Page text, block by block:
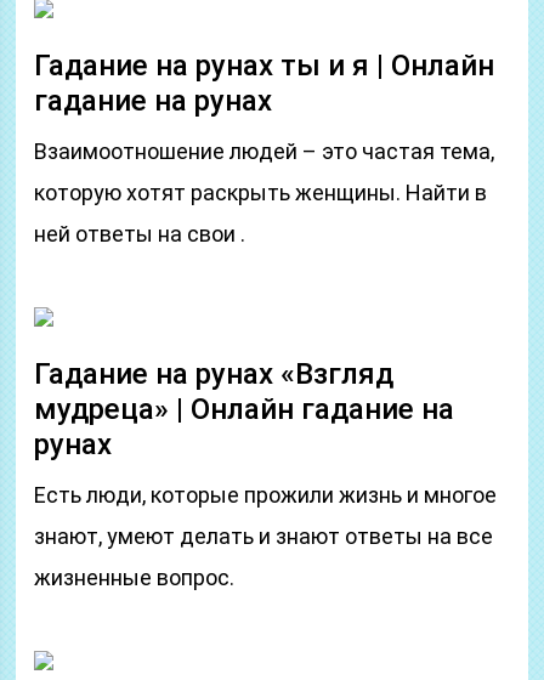
Гадание на рунах ты и я | Онлайн
гадание на рунах
Взаимоотношение людей – это частая тема,
которую хотят раскрыть женщины. Найти в
ней ответы на свои .
Гадание на рунах «Взгляд
мудреца» | Онлайн гадание на
рунах
Есть люди, которые прожили жизнь и многое
знают, умеют делать и знают ответы на все
жизненные вопрос.